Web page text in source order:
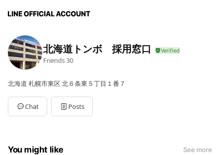
北海道トンボ 採用窓口
Friends30
北海道 札幌市東区 北６条東５丁目１番７
Chat Posts
You might like See more